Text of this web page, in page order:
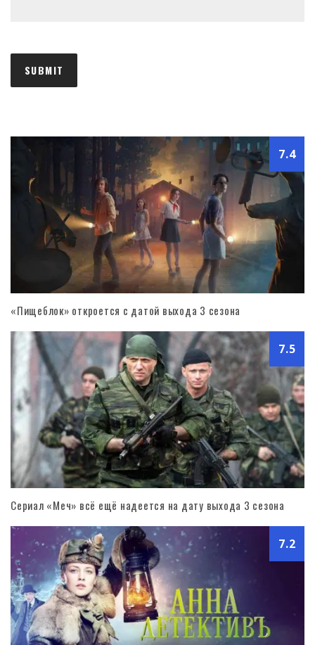
7.4
«Пищеблок» откроется с датой выхода 3 сезона
7.5
Сериал «Меч» всё ещё надеется на дату выхода 3 сезона
7.2